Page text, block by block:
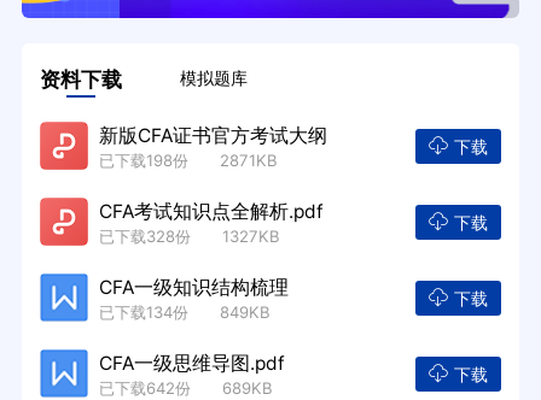
资料下载 模拟题库
新版CFA证书官方考试大纲
已下载198份 2871KB
下载
CFA考试知识点全解析.pdf
已下载328份 1327KB
下载
CFA一级知识结构梳理
已下载134份 849KB
下载
CFA一级思维导图.pdf
已下载642份 689KB
下载